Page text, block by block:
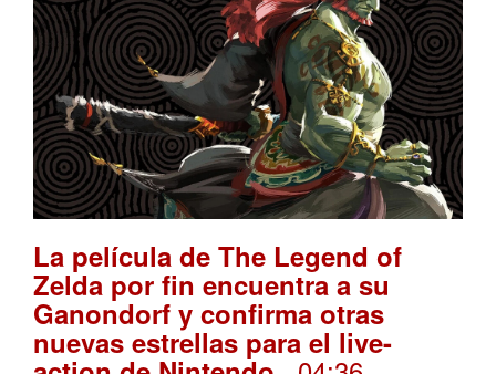
La película de The Legend of
Zelda por fin encuentra a su
Ganondorf y confirma otras
nuevas estrellas para el live-